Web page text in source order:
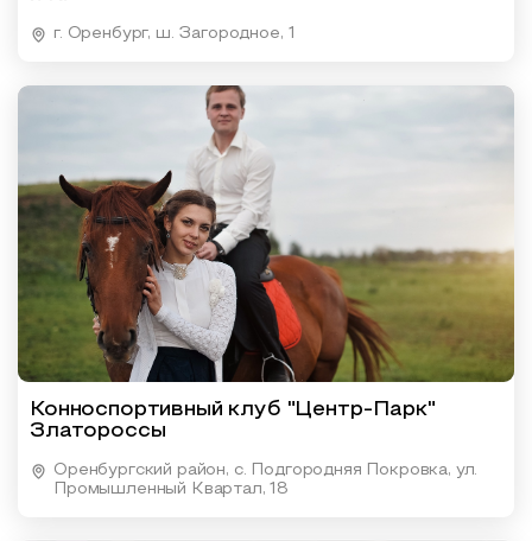
г. Оренбург, ш. Загородное, 1
Конноспортивный клуб "Центр-Парк"
Златороссы
Оренбургский район, с. Подгородняя Покровка, ул.
Промышленный Квартал, 18